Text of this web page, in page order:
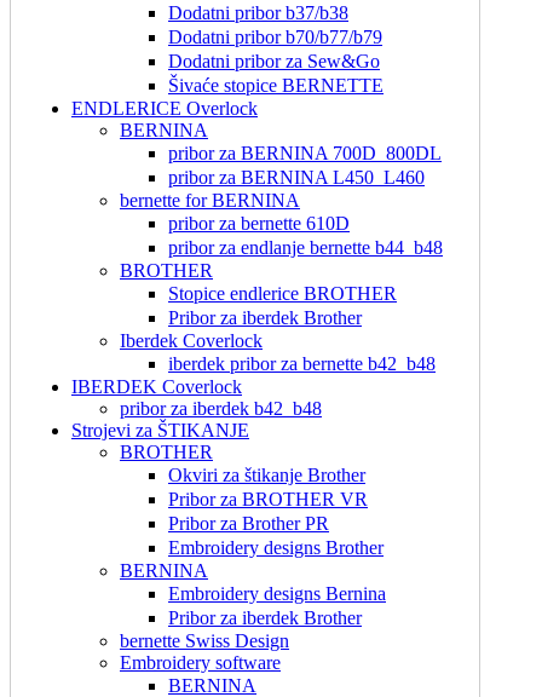
Dodatni pribor b37/b38
Dodatni pribor b70/b77/b79
Dodatni pribor za Sew&Go
Šivaće stopice BERNETTE
ENDLERICE Overlock
BERNINA
pribor za BERNINA 700D_800DL
pribor za BERNINA L450_L460
bernette for BERNINA
pribor za bernette 610D
pribor za endlanje bernette b44_b48
BROTHER
Stopice endlerice BROTHER
Pribor za iberdek Brother
Iberdek Coverlock
iberdek pribor za bernette b42_b48
IBERDEK Coverlock
pribor za iberdek b42_b48
Strojevi za ŠTIKANJE
BROTHER
Okviri za štikanje Brother
Pribor za BROTHER VR
Pribor za Brother PR
Embroidery designs Brother
BERNINA
Embroidery designs Bernina
Pribor za iberdek Brother
bernette Swiss Design
Embroidery software
BERNINA